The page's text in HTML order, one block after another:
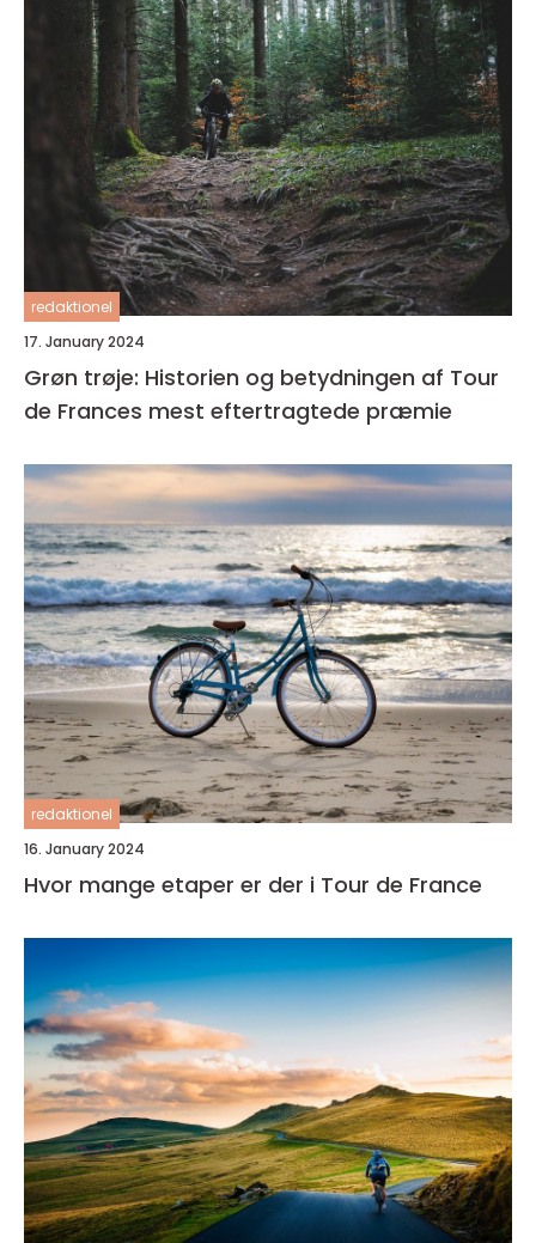
redaktionel
17. January 2024
Grøn trøje: Historien og betydningen af Tour
de Frances mest eftertragtede præmie
redaktionel
16. January 2024
Hvor mange etaper er der i Tour de France